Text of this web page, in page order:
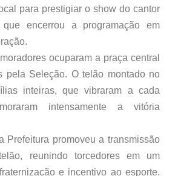
para prestigiar o show do cantor
que encerrou a programação em
ocuparam a praça central
pela Seleção. O telão montado no
inteiras, que vibraram a cada
intensamente a vitória
Prefeitura promoveu a transmissão
reunindo torcedores em um
e incentivo ao esporte.